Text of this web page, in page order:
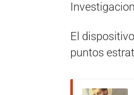
El
puntos